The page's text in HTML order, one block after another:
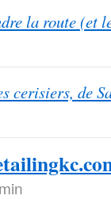
la route (et
cerisiers, de